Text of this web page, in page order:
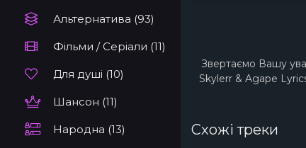
Альтернатива (93)
Фільми / Серіали (11)
Для душі (10)
Шансон (11)
Народна (13)
Звертаємо Вашу
Skylerr & Agape
Схожі треки